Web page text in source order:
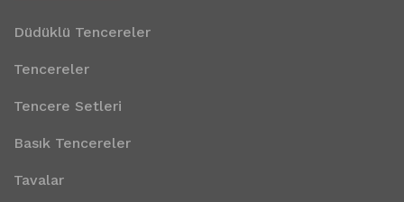
Düdüklü Tencereler
Tencereler
Tencere Setleri
Basık Tencereler
Tavalar